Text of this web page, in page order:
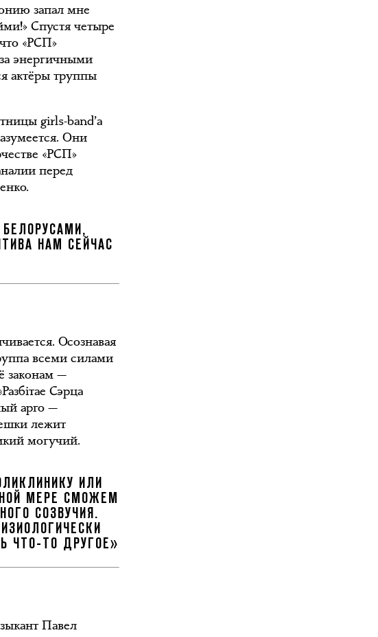
запал мне
Спустя четыре
«РСП»
энергичными
актёры труппы
girls-band’а
Они
«РСП»
перед
НАМ СЕЙЧАС
Осознавая
всеми силами
законам —
Сэрца
арго —
лежит
могучий.
ИЛИ
МЕРЕ СМОЖЕМ
СОЗВУЧИЯ.
ЧТО-ТО ДРУГОЕ»
Павел